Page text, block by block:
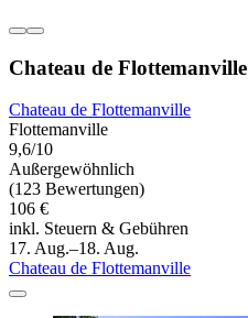
Chateau de Flottemanville
Chateau de Flottemanville
Flottemanville
9,6/10
Außergewöhnlich
(123 Bewertungen)
106 €
inkl. Steuern & Gebühren
17. Aug.–18. Aug.
Chateau de Flottemanville